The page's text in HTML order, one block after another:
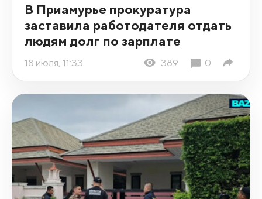
В Приамурье прокуратура
заставила работодателя отдать
людям долг по зарплате
18 июля, 11:33 389 0